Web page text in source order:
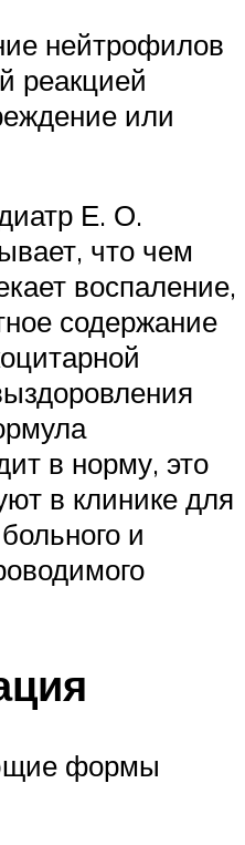
нейтрофилов
реакцией
или
Е. О.
что чем
воспаление,
содержание
в норму, это
в клинике для
и
формы